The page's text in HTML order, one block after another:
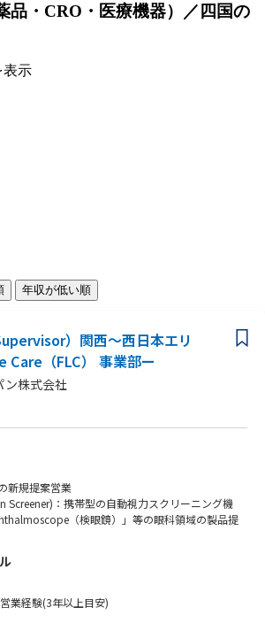
品・CRO・医療機器）／四国の
表示
年収が低い順
）関西～西日本エリ
（FLC） 事業部ー
ン株式会社
新規提案営業
Screener)：携帯型の自動視力スクリーニング機
（検眼鏡）」等の眼科領域の製品提
動の製品説明、デモ実施
後の取り扱い説明
ーアップ（臨床評価や課題の収集など）
管理・販売施策の推進
業経験(3年以上目安)